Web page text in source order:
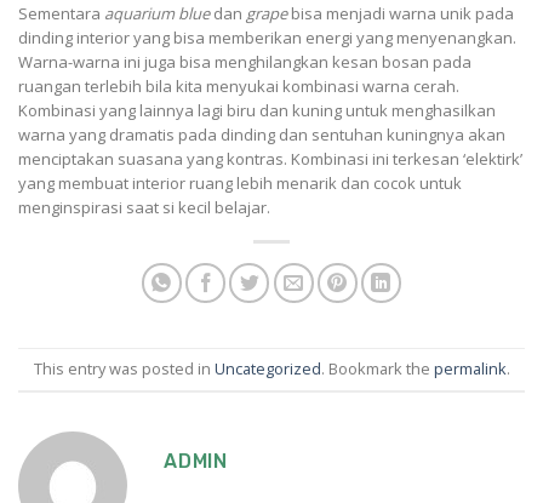
Sementara aquarium bluedan grapebisa menjadi warna unik pada
dinding interior yang bisa memberikan energi yang menyenangkan.
Warna-warna ini juga bisa menghilangkan kesan bosan pada
ruangan terlebih bila kita menyukai kombinasi warna cerah.
Kombinasi yang lainnya lagi biru dan kuning untuk menghasilkan
warna yang dramatis pada dinding dan sentuhan kuningnya akan
menciptakan suasana yang kontras. Kombinasi ini terkesan ‘elektirk’
yang membuat interior ruang lebih menarik dan cocok untuk
menginspirasi saat si kecil belajar.
This entry was posted in Uncategorized. Bookmark the permalink.
ADMIN